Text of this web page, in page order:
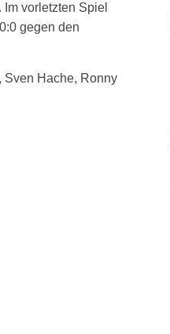
vorletzten Spiel
gegen den
Sven Hache, Ronny